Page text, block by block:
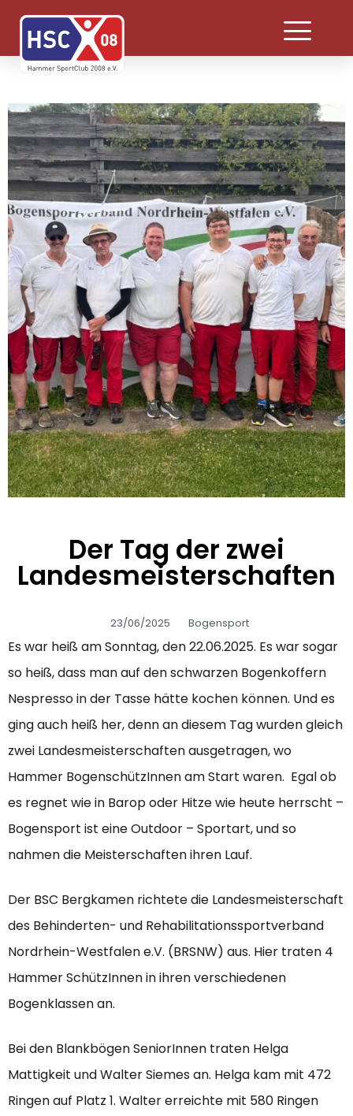
Der Tag der zwei
Landesmeisterschaften
23/06/2025 Bogensport
Es war heiß am Sonntag, den 22.06.2025. Es war sogar
so heiß, dass man auf den schwarzen Bogenkoffern
Nespresso in der Tasse hätte kochen können. Und es
ging auch heiß her, denn an diesem Tag wurden gleich
zwei Landesmeisterschaften ausgetragen, wo
Hammer BogenschützInnen am Start waren. Egal ob
es regnet wie in Barop oder Hitze wie heute herrscht –
Bogensport ist eine Outdoor – Sportart, und so
nahmen die Meisterschaften ihren Lauf.
Der BSC Bergkamen richtete die Landesmeisterschaft
des Behinderten- und Rehabilitationssportverband
Nordrhein-Westfalen e.V. (BRSNW) aus. Hier traten 4
Hammer SchützInnen in ihren verschiedenen
Bogenklassen an.
Bei den Blankbögen SeniorInnen traten Helga
Mattigkeit und Walter Siemes an. Helga kam mit 472
Ringen auf Platz 1. Walter erreichte mit 580 Ringen